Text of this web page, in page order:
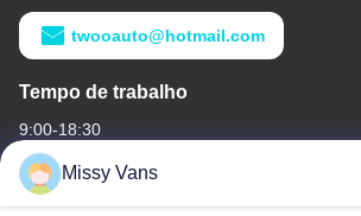
twooauto@hotmail.com
Tempo de trabalho
9:00-18:30
O nosso endereço
Missy Vans